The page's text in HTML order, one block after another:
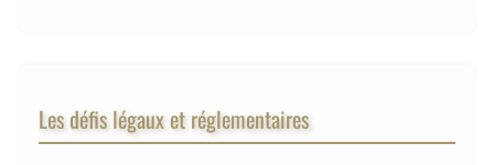
Les défis légaux et réglementaires